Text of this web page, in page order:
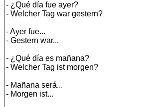
- ¿Qué día fue ayer?
- Welcher Tag war gestern?
- Ayer fue...
- Gestern war...
- ¿Qué día es mañana?
- Welcher Tag ist morgen?
- Mañana será...
- Morgen ist...